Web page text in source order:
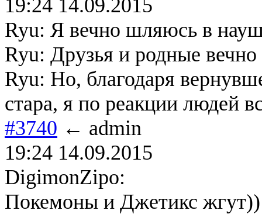
19:24 14.09.2015
Ryu: Я вечно шляюсь в
Ryu: Друзья и родные вечно
Ryu: Но, благодаря
стара, я по реакции людей
#3740 ← admin
19:24 14.09.2015
DigimonZipo:
Покемоны и Джетикс жгут))